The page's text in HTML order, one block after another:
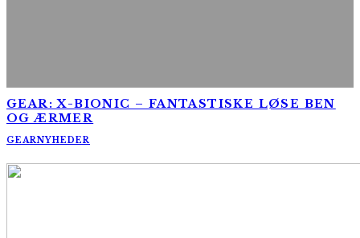
GEAR: X-BIONIC – FANTASTISKE LØSE BEN
OG ÆRMER
GEARNYHEDER